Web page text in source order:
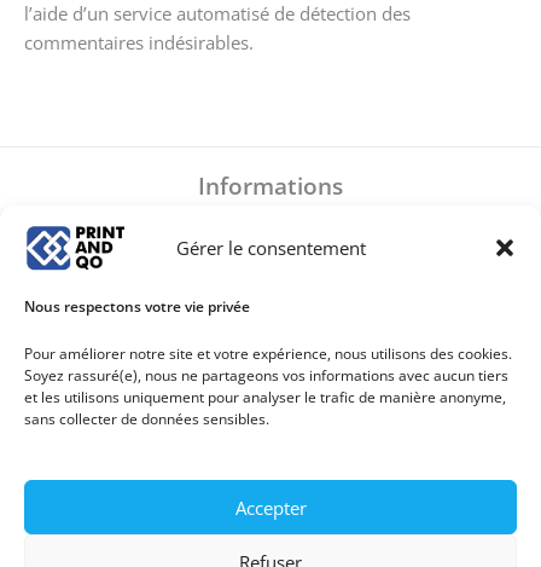
Gérer le consentement
Nous respectons votre vie privée
Pour améliorer notre site et votre expérience, nous utilisons des cookies.
Soyez rassuré(e), nous ne partageons vos informations avec aucun tiers
et les utilisons uniquement pour analyser le trafic de manière anonyme,
sans collecter de données sensibles.
Accepter
Refuser
l’aide d’un service automatisé de détection des
commentaires indésirables.
Informations
Politique de confidentialité
Plan de site
Politique de cookies (UE)
Copyright © 2026 Print And Qo